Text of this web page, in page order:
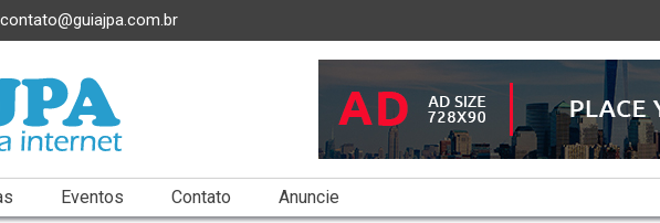
contato@guiajpa.com.br
Eventos Contato Anuncie